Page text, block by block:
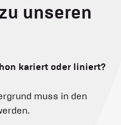
unseren
kariert oder liniert?
muss in den